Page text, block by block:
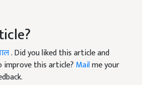
. Did you liked this article and
improve this article? Mailme your